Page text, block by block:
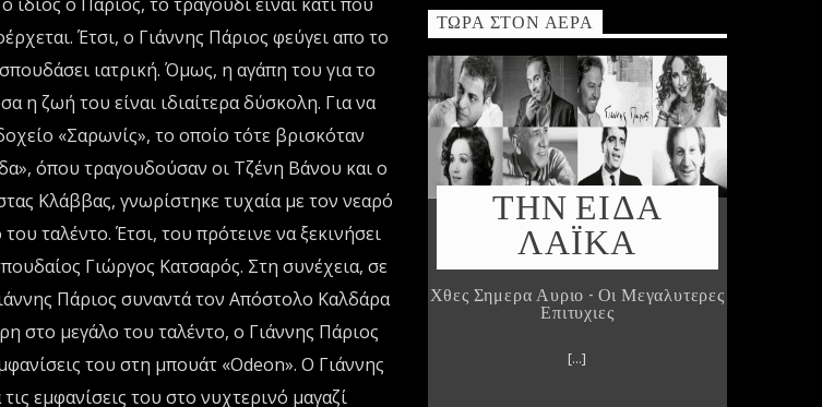
Έτσι, ο Γιάννης Πάριος φεύγει απο το
ιατρική. Όμως, η αγάπη του για το
η ζωή του είναι ιδιαίτερα δύσκολη. Για να
«Σαρωνίς», το οποίο τότε βρισκόταν
όπου τραγουδούσαν οι Τζένη Βάνου και ο
Κλάββας, γνωρίστηκε τυχαία με τον νεαρό
ταλέντο. Έτσι, του πρότεινε να ξεκινήσει
Γιώργος Κατσαρός. Στη συνέχεια, σε
Πάριος συναντά τον Απόστολο Καλδάρα
στο μεγάλο του ταλέντο, ο Γιάννης Πάριος
του στη μπουάτ «Odeon». Ο Γιάννης
εμφανίσεις του στο νυχτερινό μαγαζί
ΤΏΡΑ ΣΤΟΝ ΑΈΡΑ
ΤΗΝ ΕΙΔΑ
ΛΑΪΚΑ
Χθες Σημερα Αυριο - Οι Μεγαλυτερες
Επιτυχιες
[...]